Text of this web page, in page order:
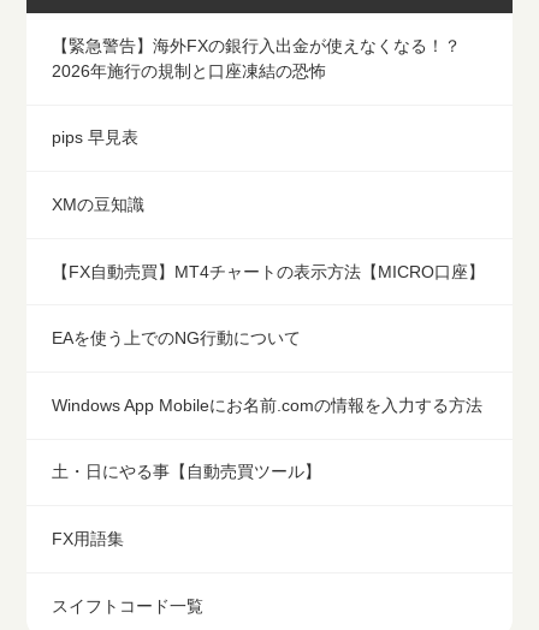
【緊急警告】海外FXの銀行入出金が使えなくなる！？
2026年施行の規制と口座凍結の恐怖
pips 早見表
XMの豆知識
【FX自動売買】MT4チャートの表示方法【MICRO口座】
EAを使う上でのNG行動について
Windows App Mobileにお名前.comの情報を入力する方法
土・日にやる事【自動売買ツール】
FX用語集
スイフトコード一覧